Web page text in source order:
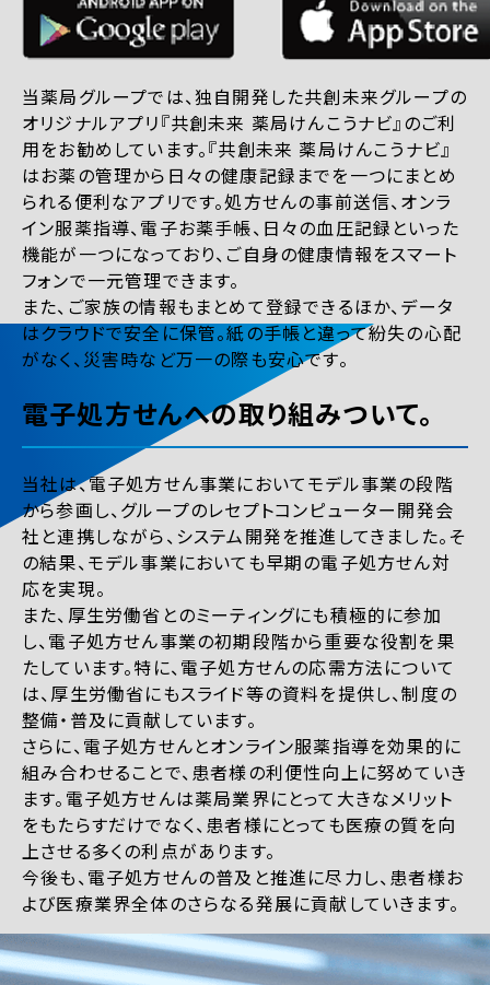
当薬局グループでは、独自開発した共創未来グループの
オリジナルアプリ『共創未来 薬局けんこうナビ』のご利
用をお勧めしています。『共創未来 薬局けんこうナビ』
はお薬の管理から日々の健康記録までを一つにまとめ
られる便利なアプリです。処方せんの事前送信、オンラ
イン服薬指導、電子お薬手帳、日々の血圧記録といった
機能が一つになっており、ご自身の健康情報をスマート
フォンで一元管理できます。
また、ご家族の情報もまとめて登録できるほか、データ
はクラウドで安全に保管。紙の手帳と違って紛失の心配
がなく、災害時など万一の際も安心です。
電子処方せんへの取り組みついて。
当社は、電子処方せん事業においてモデル事業の段階
から参画し、グループのレセプトコンピューター開発会
社と連携しながら、システム開発を推進してきました。そ
の結果、モデル事業においても早期の電子処方せん対
応を実現。
また、厚生労働省とのミーティングにも積極的に参加
し、電子処方せん事業の初期段階から重要な役割を果
たしています。特に、電子処方せんの応需方法について
は、厚生労働省にもスライド等の資料を提供し、制度の
整備・普及に貢献しています。
さらに、電子処方せんとオンライン服薬指導を効果的に
組み合わせることで、患者様の利便性向上に努めていき
ます。電子処方せんは薬局業界にとって大きなメリット
をもたらすだけでなく、患者様にとっても医療の質を向
上させる多くの利点があります。
今後も、電子処方せんの普及と推進に尽力し、患者様お
よび医療業界全体のさらなる発展に貢献していきます。